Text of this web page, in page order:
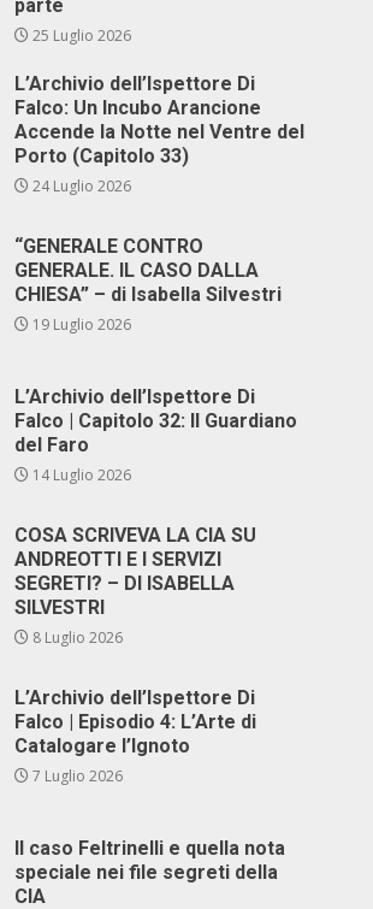
parte
25 Luglio 2026
L’Archivio dell’Ispettore Di
Falco: Un Incubo Arancione
Accende la Notte nel Ventre del
Porto (Capitolo 33)
24 Luglio 2026
“GENERALE CONTRO
GENERALE. IL CASO DALLA
CHIESA” – di Isabella Silvestri
19 Luglio 2026
L’Archivio dell’Ispettore Di
Falco | Capitolo 32: Il Guardiano
del Faro
14 Luglio 2026
COSA SCRIVEVA LA CIA SU
ANDREOTTI E I SERVIZI
SEGRETI? – DI ISABELLA
SILVESTRI
8 Luglio 2026
L’Archivio dell’Ispettore Di
Falco | Episodio 4: L’Arte di
Catalogare l’Ignoto
7 Luglio 2026
Il caso Feltrinelli e quella nota
speciale nei file segreti della
CIA